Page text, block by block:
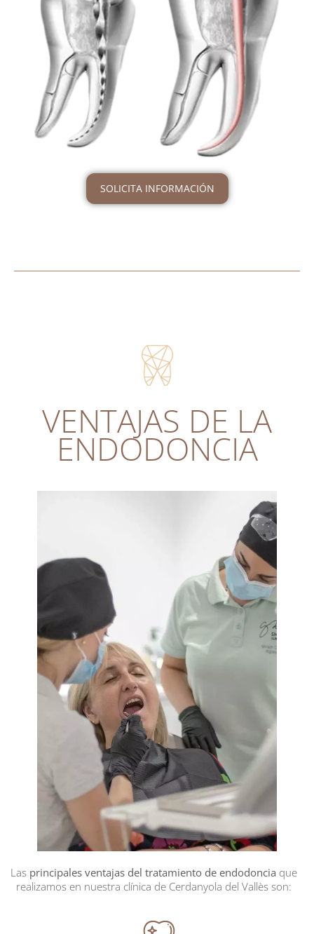
SOLICITA INFORMACIÓN
VENTAJAS DE LA
ENDODONCIA
Las principales ventajas del tratamiento de endodoncia que
realizamos en nuestra clínica de Cerdanyola del Vallès son: